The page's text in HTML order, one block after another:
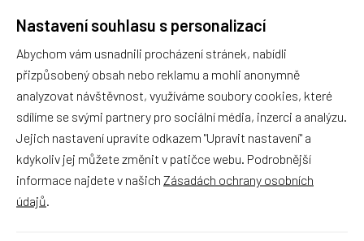
Rychlé vyřízení reklamace i na dálku
Pokud to povaha vady umožňuje (zjevná
neopravitelnost výrobku), reklamaci vyřídíme i na
základě pouhého zaslání fotografií na náš email a
vyměníme zboží kus za kus. Vždy se snažíme šetřit
Váš čas a peníze. Můžeme si to dovolit, protože
naše kvalitní zboží zákazníci téměř nereklamují.
Milujeme české výrobky
Nastavení souhlasu s personalizací
Abychom vám usnadnili procházení stránek, nabídli
přizpůsobený obsah nebo reklamu a mohli anonymně
analyzovat návštěvnost, využíváme soubory cookies, které
sdílíme se svými partnery pro sociální média, inzerci a analýzu.
Jejich nastavení upravíte odkazem "Upravit nastavení" a
kdykoliv jej můžete změnit v patičce webu. Podrobnější
informace najdete v našich Zásadách ochrany osobních
údajů